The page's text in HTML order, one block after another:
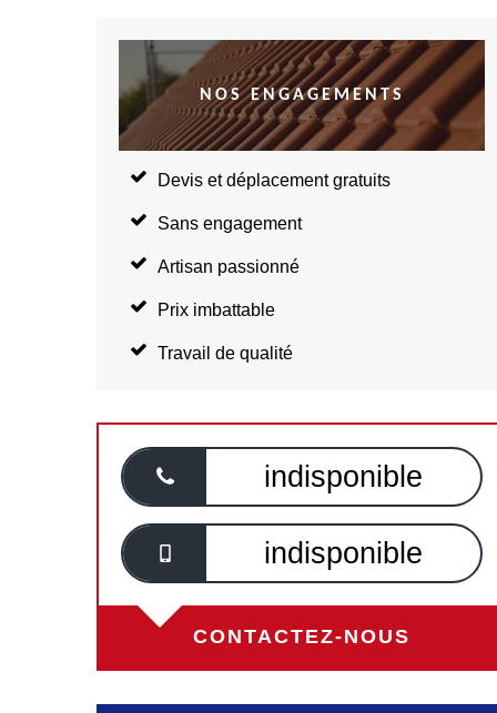
NOS ENGAGEMENTS
Devis et déplacement gratuits
Sans engagement
Artisan passionné
Prix imbattable
Travail de qualité
indisponible
indisponible
CONTACTEZ-NOUS